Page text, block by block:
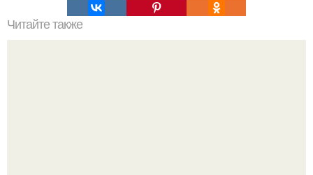
Читайте также